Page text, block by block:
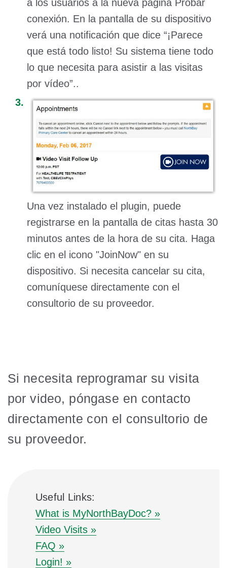
a los usuarios a la nueva página Probar
conexión. En la pantalla de su dispositivo
verá una notificación que dice “¡Parece
que está todo listo! Su sistema tiene todo
lo que necesita para asistir a las visitas
por vídeo”..
Una vez instalado el plugin, puede
registrarse en la pantalla de citas hasta 30
minutos antes de la hora de su cita. Haga
clic en el icono "JoinNow" en su
dispositivo. Si necesita cancelar su cita,
comuníquese directamente con el
consultorio de su proveedor.
Si necesita reprogramar su visita
por video, póngase en contacto
directamente con el consultorio de
su proveedor.
Useful Links:
What is MyNorthBayDoc? »
Video Visits »
FAQ »
Login! »